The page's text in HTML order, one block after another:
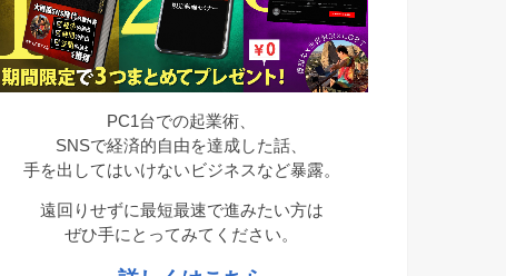
PC1台での起業術、
SNSで経済的自由を達成した話、
手を出してはいけないビジネスなど暴露。
遠回りせずに最短最速で進みたい方は
ぜひ手にとってみてください。